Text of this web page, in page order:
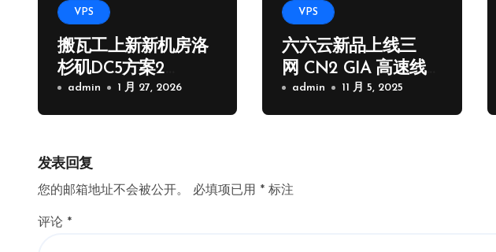
VPS
搬瓦工上新新机房洛
杉矶DC5方案2
核/1G/20GB/2.5Gps/1
000G流量季付65.89
admin 1 月 27, 2026
VPS
六六云新品上线三
网 CN2 GIA 高速线
路admin 11 月 5, 2025
发表回复
您的邮箱地址不会被公开。 必填项已用 * 标注
评论 *